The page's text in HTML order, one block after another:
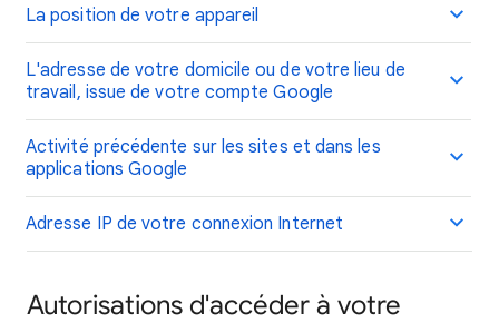
La position de votre appareil
L'adresse de votre domicile ou de votre lieu de
travail, issue de votre compte Google
Activité précédente sur les sites et dans les
applications Google
Adresse IP de votre connexion Internet
Autorisations d'accéder à votre